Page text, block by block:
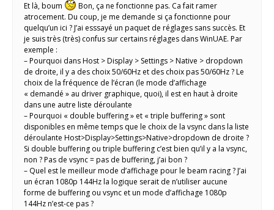
Et là, boum
Bon, ça ne fonctionne pas. Ca fait ramer
atrocement. Du coup, je me demande si ça fonctionne pour
quelqu’un ici ? J’ai esssayé un paquet de réglages sans succès. Et
je suis très (très) confus sur certains réglages dans WinUAE. Par
exemple :
– Pourquoi dans Host > Display > Settings > Native > dropdown
de droite, il y a des choix 50/60Hz et des choix pas 50/60Hz ? Le
choix de la fréquence de l’écran (le mode d’affichage
« demandé » au driver graphique, quoi), il est en haut à droite
dans une autre liste déroulante
– Pourquoi « double buffering » et « triple buffering » sont
disponibles en même temps que le choix de la vsync dans la liste
déroulante Host>Display>Settings>Native>dropdown de droite ?
Si double buffering ou triple buffering c’est bien qu’il y a la vsync,
non ? Pas de vsync = pas de buffering, j’ai bon ?
– Quel est le meilleur mode d’affichage pour le beam racing ? J’ai
un écran 1080p 144Hz la logique serait de n’utiliser aucune
forme de buffering ou vsync et un mode d’affichage 1080p
144Hz n’est-ce pas ?